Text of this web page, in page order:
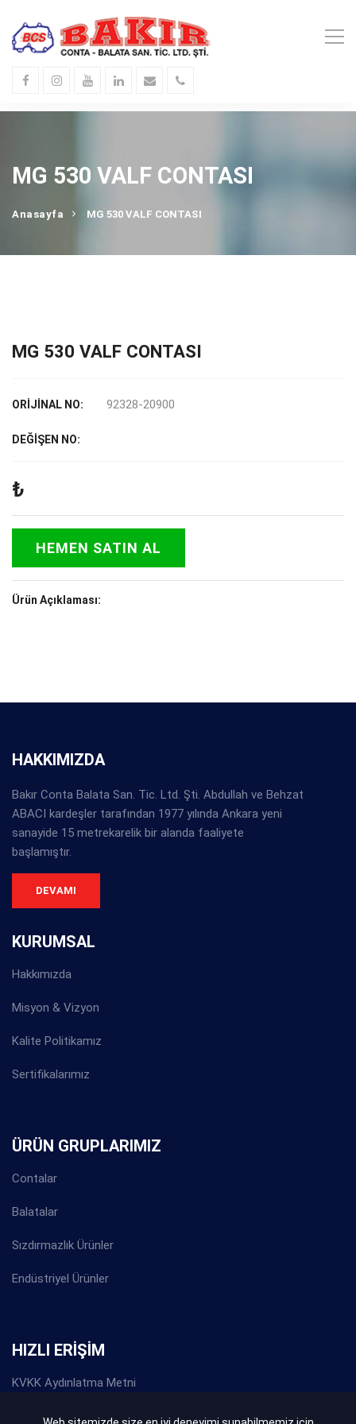
MG 530 VALF CONTASI
Anasayfa MG 530 VALF CONTASI
MG 530 VALF CONTASI
ORİJİNAL NO: 92328-20900
DEĞİŞEN NO:
₺
HEMEN SATIN AL
Ürün Açıklaması:
HAKKIMIZDA
Bakır Conta Balata San. Tic. Ltd. Şti. Abdullah ve Behzat
ABACI kardeşler tarafından 1977 yılında Ankara yeni
sanayide 15 metrekarelik bir alanda faaliyete
başlamıştır.
DEVAMI
KURUMSAL
Hakkımızda
Misyon & Vizyon
Kalite Politikamız
Sertifikalarımız
ÜRÜN GRUPLARIMIZ
Contalar
Balatalar
Sızdırmazlık Ürünler
Endüstriyel Ürünler
HIZLI ERİŞİM
KVKK Aydınlatma Metni
Gizlilik Politikası